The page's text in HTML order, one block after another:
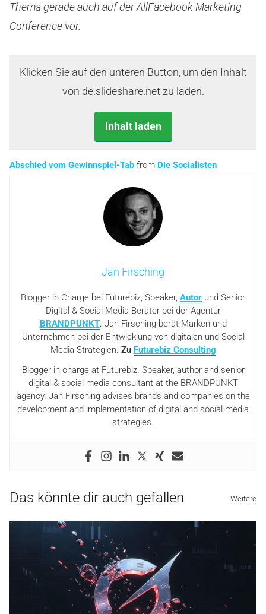
Thema gerade auch auf der AllFacebook Marketing
Conference vor.
Klicken Sie auf den unteren Button, um den Inhalt
von de.slideshare.net zu laden.
Inhalt laden
Abschied vom Gewinnspiel-Tab from Die Socialisten
Jan Firsching
Blogger in Charge bei Futurebiz, Speaker, Autor und Senior
Digital & Social Media Berater bei der Agentur
BRANDPUNKT. Jan Firsching berät Marken und
Unternehmen bei der Entwicklung von digitalen und Social
Media Strategien. Zu Futurebiz Consulting
Blogger in charge at Futurebiz. Speaker, author and senior
digital & social media consultant at the BRANDPUNKT
agency. Jan Firsching advises brands and companies on the
development and implementation of digital and social media
strategies.
Das könnte dir auch gefallen Weitere